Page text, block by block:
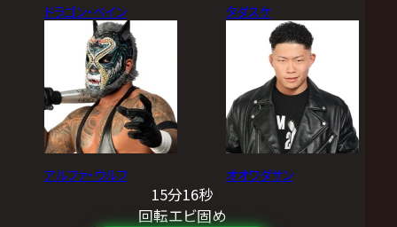
ドラゴン・ベイン
アルファ・ウルフ
タダスケ
オオワダサン
15分16秒
回転エビ固め